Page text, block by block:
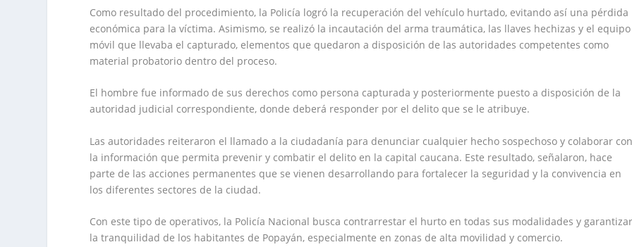
Como resultado del procedimiento, la Policía logró la recuperación del vehículo hurtado, evitando así una pérdida
económica para la víctima. Asimismo, se realizó la incautación del arma traumática, las llaves hechizas y el equipo
móvil que llevaba el capturado, elementos que quedaron a disposición de las autoridades competentes como
material probatorio dentro del proceso.
El hombre fue informado de sus derechos como persona capturada y posteriormente puesto a disposición de la
autoridad judicial correspondiente, donde deberá responder por el delito que se le atribuye.
Las autoridades reiteraron el llamado a la ciudadanía para denunciar cualquier hecho sospechoso y colaborar
la información que permita prevenir y combatir el delito en la capital caucana. Este resultado, señalaron, hace
parte de las acciones permanentes que se vienen desarrollando para fortalecer la seguridad y la convivencia en
los diferentes sectores de la ciudad.
Con este tipo de operativos, la Policía Nacional busca contrarrestar el hurto en todas sus modalidades y
la tranquilidad de los habitantes de Popayán, especialmente en zonas de alta movilidad y comercio.